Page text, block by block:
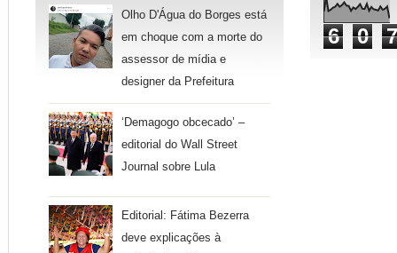
Olho D'Água do Borges está
em choque com a morte do
assessor de mídia e
designer da Prefeitura
‘Demagogo obcecado’ –
editorial do Wall Street
Journal sobre Lula
Editorial: Fátima Bezerra
deve explicações à
6 0 7